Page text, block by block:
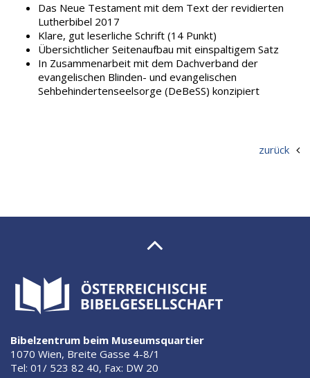
Das Neue Testament mit dem Text der revidierten
Lutherbibel 2017
Klare, gut leserliche Schrift (14 Punkt)
Übersichtlicher Seitenaufbau mit einspaltigem Satz
In Zusammenarbeit mit dem Dachverband der
evangelischen Blinden- und evangelischen
Sehbehindertenseelsorge (DeBeSS) konzipiert
zurück
Bibelzentrum beim Museumsquartier
1070 Wien, Breite Gasse 4-8/1
Tel: 01/ 523 82 40, Fax: DW 20